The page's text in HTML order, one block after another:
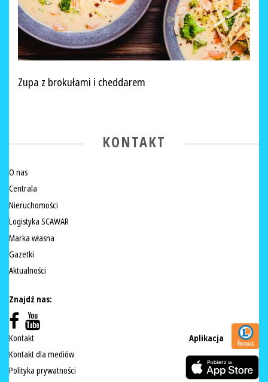
Zupa z brokułami i cheddarem
KONTAKT
O nas
Centrala
Nieruchomości
Logistyka SCAWAR
Marka własna
Gazetki
Aktualności
Znajdź nas:
Kontakt
Kontakt dla mediów
Polityka prywatności
Aplikacja